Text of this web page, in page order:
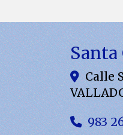
Santa
Calle
983